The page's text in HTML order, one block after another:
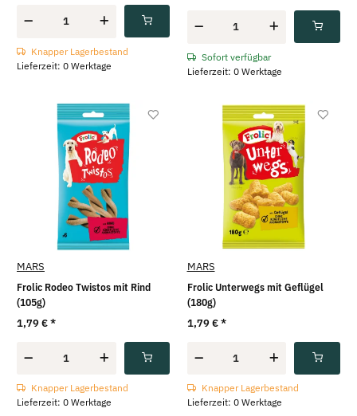
Knapper Lagerbestand
Lieferzeit: 0 Werktage
Sofort verfügbar
Lieferzeit: 0 Werktage
MARS
Frolic Rodeo Twistos mit Rind
(105g)
1,79 €*
Knapper Lagerbestand
Lieferzeit: 0 Werktage
MARS
Frolic Unterwegs mit Geflügel
(180g)
1,79 €*
Knapper Lagerbestand
Lieferzeit: 0 Werktage